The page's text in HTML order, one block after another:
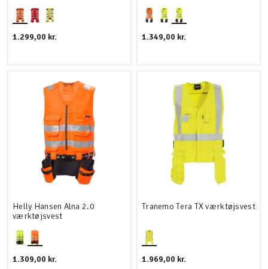
1.299,00 kr. 1.349,00 kr.
Helly Hansen Alna 2.0
værktøjsvest
1.309,00 kr.
Tranemo Tera TX værktøjsvest
1.969,00 kr.